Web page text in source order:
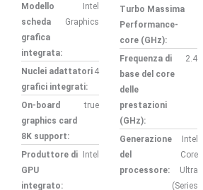
Modello
scheda
grafica
integrata:
Intel
Graphics
Nuclei adattatori
grafici integrati:
4
On-board
graphics card
8K support:
true
Produttore di
GPU
integrato:
Intel
Turbo Massima
Performance-
core (GHz):
Frequenza di
base del core
delle
prestazioni
(GHz):
2.4
Generazione
del
processore:
Intel
Core
Ultra
(Series